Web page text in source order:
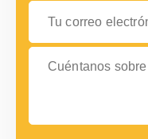
Tu correo electrónico
Cuéntanos sobre tus